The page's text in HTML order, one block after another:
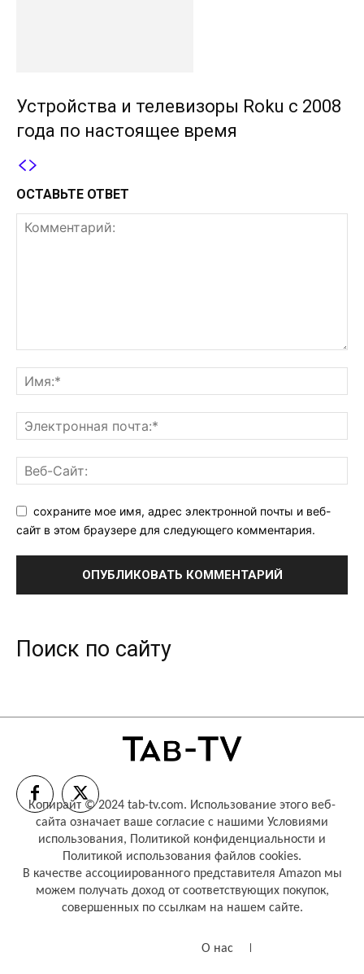
Устройства и телевизоры Roku с 2008
года по настоящее время
ОСТАВЬТЕ ОТВЕТ
сохраните мое имя, адрес электронной почты и веб-
сайт в этом браузере для следующего комментария.
Поиск по сайту
Копирайт © 2024 tab-tv.com. Использование этого веб-
сайта означает ваше согласие с нашими Условиями
использования, Политикой конфиденциальности и
Политикой использования файлов cookies.
В качестве ассоциированного представителя Amazon мы
можем получать доход от соответствующих покупок,
совершенных по ссылкам на нашем сайте.
О нас